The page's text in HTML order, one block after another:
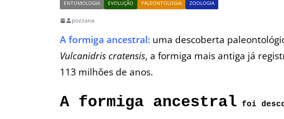
ENTOMOLOGIA EVOLUÇÃO PALEONTOLOGIA ZOOLOGIA
pozzana
A formiga ancestral: uma descoberta
Vulcanidris cratensis, a formiga mais antiga já
113 milhões de anos.
A formiga ancestral foi